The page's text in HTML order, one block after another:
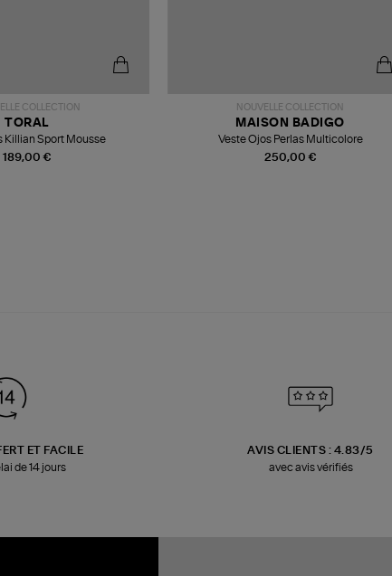
COLLECTION
189,00 €
TORAL
Killian Sport Mousse
NOUVELLE COLLECTION
250,00 €
MAISON BADIGO
Veste Ojos Perlas Multicolore
ET FACILE
de 14 jours
AVIS CLIENTS : 4.83/5
avec avis vérifiés